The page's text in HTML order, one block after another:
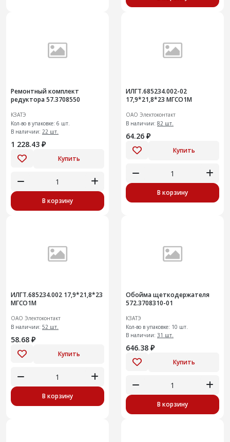
Ремонтный комплект
редуктора 57.3708550
КЗАТЭ
Кол-во в упаковке: 6 шт.
В наличии: 22 шт.
1 228.43 ₽
Купить
В корзину
ИЛГТ.685234.002-02
17,9*21,8*23 МГСО1М
ОАО Электоконтакт
В наличии: 82 шт.
64.26 ₽
Купить
В корзину
ИЛГТ.685234.002 17,9*21,8*23
МГСО1М
ОАО Электоконтакт
В наличии: 52 шт.
58.68 ₽
Купить
В корзину
Обойма щеткодержателя
572.3708310-01
КЗАТЭ
Кол-во в упаковке: 10 шт.
В наличии: 31 шт.
646.38 ₽
Купить
В корзину